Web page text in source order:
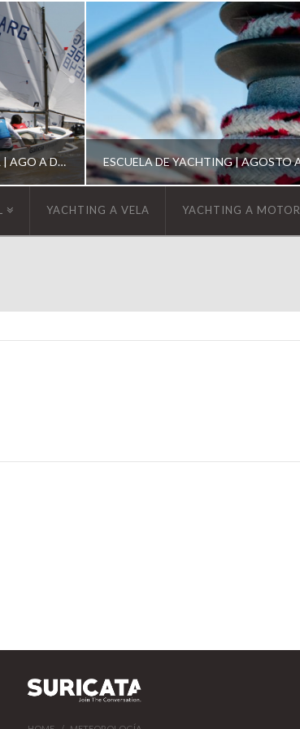
ESCUELA DE OPTIMIST INICIAL | AGO A DIC 2026
YACHTING A VELA YACHTING A MOTOR